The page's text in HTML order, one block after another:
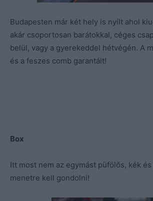
Budapesten már két hely is nyílt ahol
akár csoportosan barátokkal, céges
belül, vagy a gyerekeddel hétvégén. A
és a feszes comb garantált!
Box
Itt most nem az egymást püfölős, kék
menetre kell gondolni!